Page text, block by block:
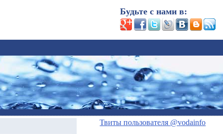
Будьте с нами в:
Твиты пользователя @vodainfo